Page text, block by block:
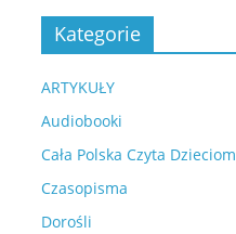
Kategorie
ARTYKUŁY
Audiobooki
Cała Polska Czyta Dzieciom
Czasopisma
Dorośli